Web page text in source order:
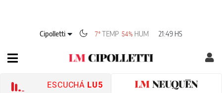
Cipolletti 7°TEMP 54% HUM 21:49 HS
ESCUCHÁ LU5